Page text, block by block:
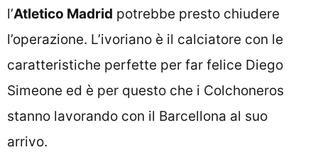
l’Atletico Madrid potrebbe presto chiudere
l’operazione. L’ivoriano è il calciatore con le
caratteristiche perfette per far felice Diego
Simeone ed è per questo che i Colchoneros
stanno lavorando con il Barcellona al suo
arrivo.